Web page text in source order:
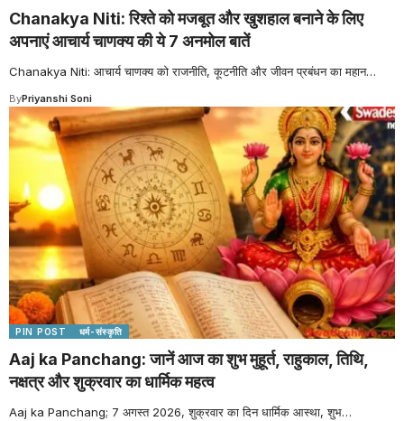
Chanakya Niti: रिश्ते को मजबूत और खुशहाल बनाने के लिए
अपनाएं आचार्य चाणक्य की ये 7 अनमोल बातें
Chanakya Niti: आचार्य चाणक्य को राजनीति, कूटनीति और जीवन प्रबंधन का महान…
ByPriyanshi Soni
PIN POST धर्म-संस्कृति
Aaj ka Panchang: जानें आज का शुभ मुहूर्त, राहुकाल, तिथि,
नक्षत्र और शुक्रवार का धार्मिक महत्व
Aaj ka Panchang; 7 अगस्त 2026, शुक्रवार का दिन धार्मिक आस्था, शुभ…